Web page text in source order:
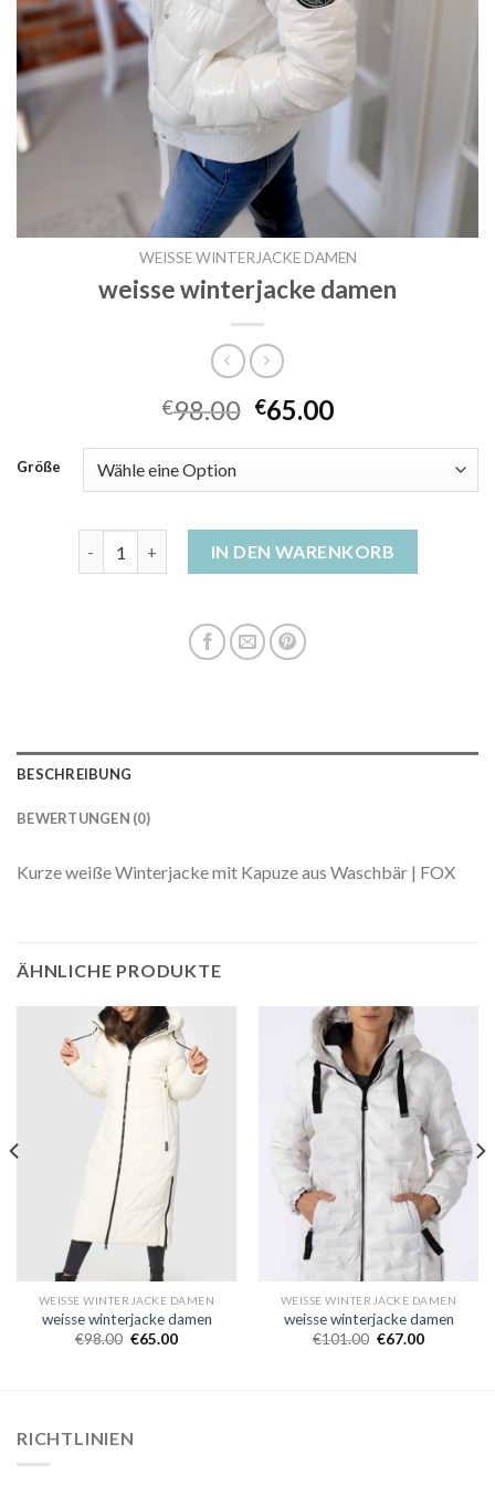
WEISSE WINTERJACKE DAMEN
weisse winterjacke damen
€98.00 €65.00
Größe
IN DEN WARENKORB
BESCHREIBUNG
BEWERTUNGEN (0)
Kurze weiße Winterjacke mit Kapuze aus Waschbär | FOX
ÄHNLICHE PRODUKTE
WEISSE WINTERJACKE DAMEN
weisse winterjacke damen
€98.00 €65.00
WEISSE WINTERJACKE DAMEN
weisse winterjacke damen
€101.00 €67.00
RICHTLINIEN